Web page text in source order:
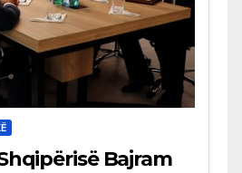
Bajram